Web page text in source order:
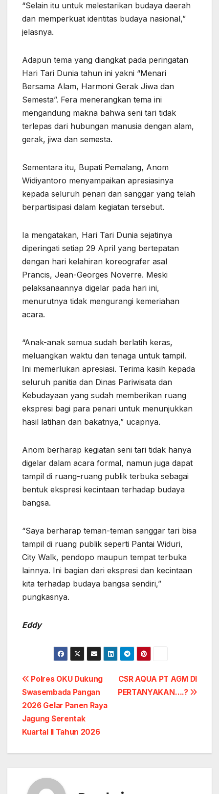
“Selain itu untuk melestarikan budaya daerah
dan memperkuat identitas budaya nasional,”
jelasnya.
Adapun tema yang diangkat pada peringatan
Hari Tari Dunia tahun ini yakni “Menari
Bersama Alam, Harmoni Gerak Jiwa dan
Semesta”. Fera menerangkan tema ini
mengandung makna bahwa seni tari tidak
terlepas dari hubungan manusia dengan alam,
gerak, jiwa dan semesta.
Sementara itu, Bupati Pemalang, Anom
Widiyantoro menyampaikan apresiasinya
kepada seluruh penari dan sanggar yang telah
berpartisipasi dalam kegiatan tersebut.
Ia mengatakan, Hari Tari Dunia sejatinya
diperingati setiap 29 April yang bertepatan
dengan hari kelahiran koreografer asal
Prancis, Jean-Georges Noverre. Meski
pelaksanaannya digelar pada hari ini,
menurutnya tidak mengurangi kemeriahan
acara.
“Anak-anak semua sudah berlatih keras,
meluangkan waktu dan tenaga untuk tampil.
Ini memerlukan apresiasi. Terima kasih kepada
seluruh panitia dan Dinas Pariwisata dan
Kebudayaan yang sudah memberikan ruang
ekspresi bagi para penari untuk menunjukkan
hasil latihan dan bakatnya,” ucapnya.
Anom berharap kegiatan seni tari tidak hanya
digelar dalam acara formal, namun juga dapat
tampil di ruang-ruang publik terbuka sebagai
bentuk ekspresi kecintaan terhadap budaya
bangsa.
“Saya berharap teman-teman sanggar tari bisa
tampil di ruang publik seperti Pantai Widuri,
City Walk, pendopo maupun tempat terbuka
lainnya. Ini bagian dari ekspresi dan kecintaan
kita terhadap budaya bangsa sendiri,”
pungkasnya.
Eddy
Post
navigation
CSR AQUA PT AGM DI
PERTANYAKAN….?
Polres OKU Dukung
Swasembada Pangan
2026 Gelar Panen Raya
Jagung Serentak
Kuartal II Tahun 2026